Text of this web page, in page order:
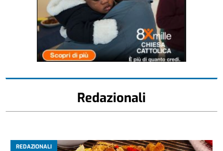
Redazionali
REDAZIONALI